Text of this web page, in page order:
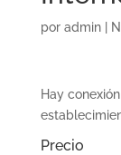
por admin|
Hay
Precio